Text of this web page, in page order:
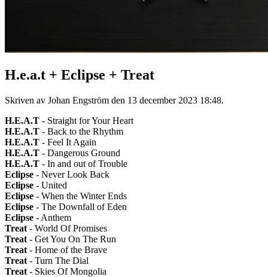
H.e.a.t + Eclipse + Treat
Skriven av Johan Engström den 13 december 2023 18:48.
H.E.A.T - Straight for Your Heart
H.E.A.T - Back to the Rhythm
H.E.A.T - Feel It Again
H.E.A.T - Dangerous Ground
H.E.A.T - In and out of Trouble
Eclipse - Never Look Back
Eclipse - United
Eclipse - When the Winter Ends
Eclipse - The Downfall of Eden
Eclipse - Anthem
Treat - World Of Promises
Treat - Get You On The Run
Treat - Home of the Brave
Treat - Turn The Dial
Treat - Skies Of Mongolia